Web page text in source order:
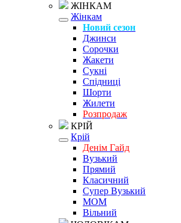
ЖІНКАМ
Жінкам
Новий сезон
Джинси
Сорочки
Жакети
Сукні
Спідниці
Шорти
Жилети
Розпродаж
КРІЙ
Крій
Денім Гайд
Вузький
Прямий
Класичний
Супер Вузький
MOM
Вільний